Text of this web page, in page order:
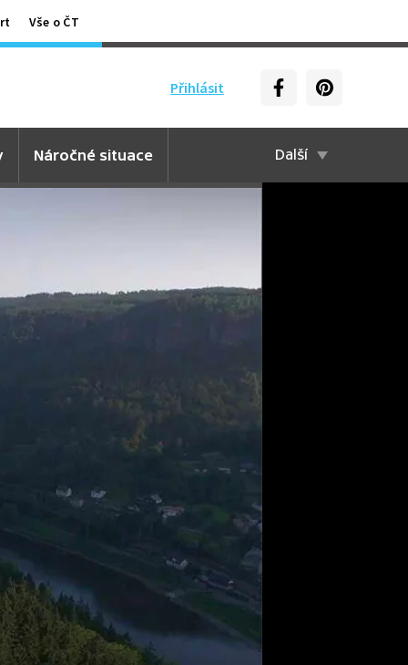
Vše o ČT
Přihlásit
Náročné situace Další